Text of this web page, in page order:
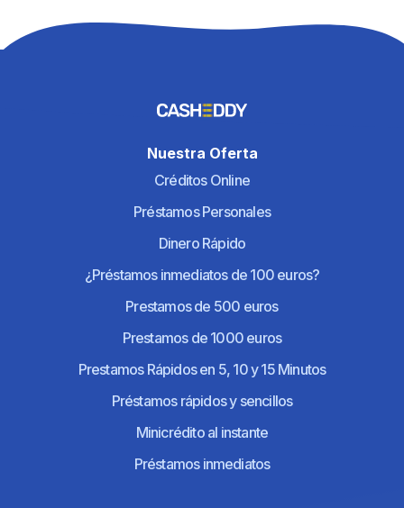
Nuestra Oferta
Créditos Online
Préstamos Personales
Dinero Rápido
¿Préstamos inmediatos de 100 euros?
Prestamos de 500 euros
Prestamos de 1000 euros
Prestamos Rápidos en 5, 10 y 15 Minutos
Préstamos rápidos y sencillos
Minicrédito al instante
Préstamos inmediatos